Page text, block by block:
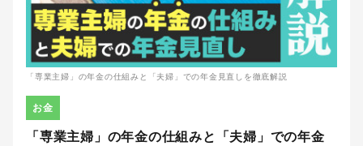
「専業主婦」の年金の仕組みと「夫婦」での年金
お金
「専業主婦」の年金の仕組みと「夫婦」での年金見直しを徹底解説